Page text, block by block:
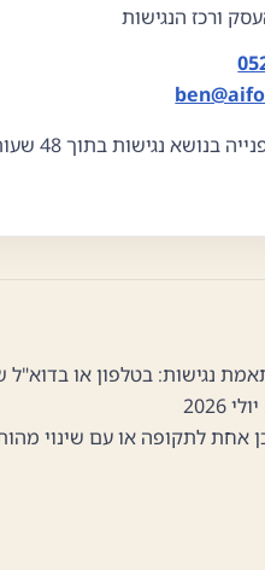
ורכז הנגישות
נשתדל
נגישות: בטלפון או בדוא"ל
2026
אחת לתקופה או עם שינוי